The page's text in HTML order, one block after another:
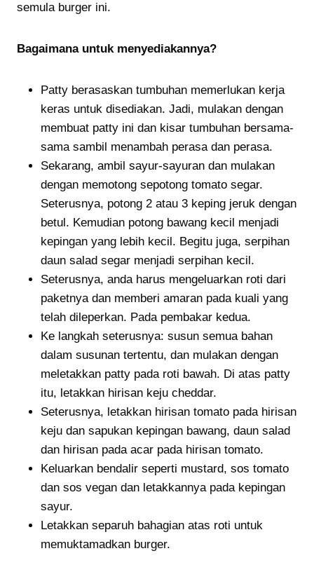
semula burger ini.
Bagaimana untuk menyediakannya?
Patty berasaskan tumbuhan memerlukan kerja
keras untuk disediakan. Jadi, mulakan dengan
membuat patty ini dan kisar tumbuhan bersama-
sama sambil menambah perasa dan perasa.
Sekarang, ambil sayur-sayuran dan mulakan
dengan memotong sepotong tomato segar.
Seterusnya, potong 2 atau 3 keping jeruk dengan
betul. Kemudian potong bawang kecil menjadi
kepingan yang lebih kecil. Begitu juga, serpihan
daun salad segar menjadi serpihan kecil.
Seterusnya, anda harus mengeluarkan roti dari
paketnya dan memberi amaran pada kuali yang
telah dileperkan. Pada pembakar kedua.
Ke langkah seterusnya: susun semua bahan
dalam susunan tertentu, dan mulakan dengan
meletakkan patty pada roti bawah. Di atas patty
itu, letakkan hirisan keju cheddar.
Seterusnya, letakkan hirisan tomato pada hirisan
keju dan sapukan kepingan bawang, daun salad
dan hirisan pada acar pada hirisan tomato.
Keluarkan bendalir seperti mustard, sos tomato
dan sos vegan dan letakkannya pada kepingan
sayur.
Letakkan separuh bahagian atas roti untuk
memuktamadkan burger.